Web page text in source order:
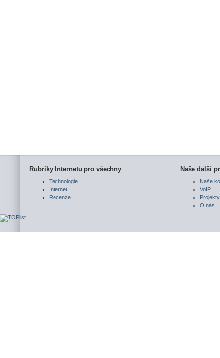
Rubriky Internetu pro všechny
Technologie
Internet
Recenze
Naše další
Naše
VoIP
Projekty
O nás